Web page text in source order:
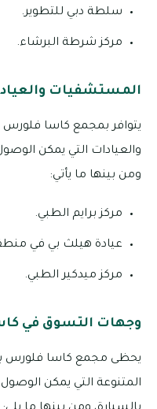
سلطة دبي للتطوير.
مركز شرطة البرشاء.
المستشفيات
يتوافر بمجمع كاسا
ومن بينها ما يأتي:
مركز برايم الطبي.
عيادة هيلث بي في
مركز ميدكير الطبي.
وجهات التسوق في
يحظى مجمع كاسا فلورس